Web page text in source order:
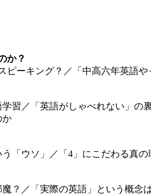
か？
ーキング？／「中高六年英語
習／「英語がしゃべれない」
か
ウソ」／「4」にこだわる真
？／「実際の英語」という概